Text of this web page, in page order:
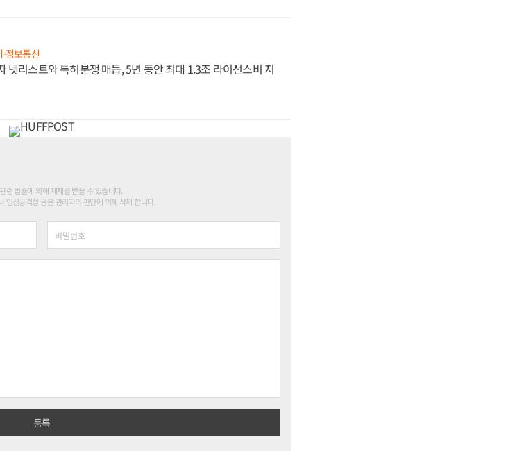
·정보통신
넷리스트와 특허분쟁 매듭, 5년 동안 최대 1.3조 라이선스비 지
련 법률에 의해 제재를 받을 수 있습니다.
인신공격성 글은 관리자의 판단에 의해 삭제 합니다.